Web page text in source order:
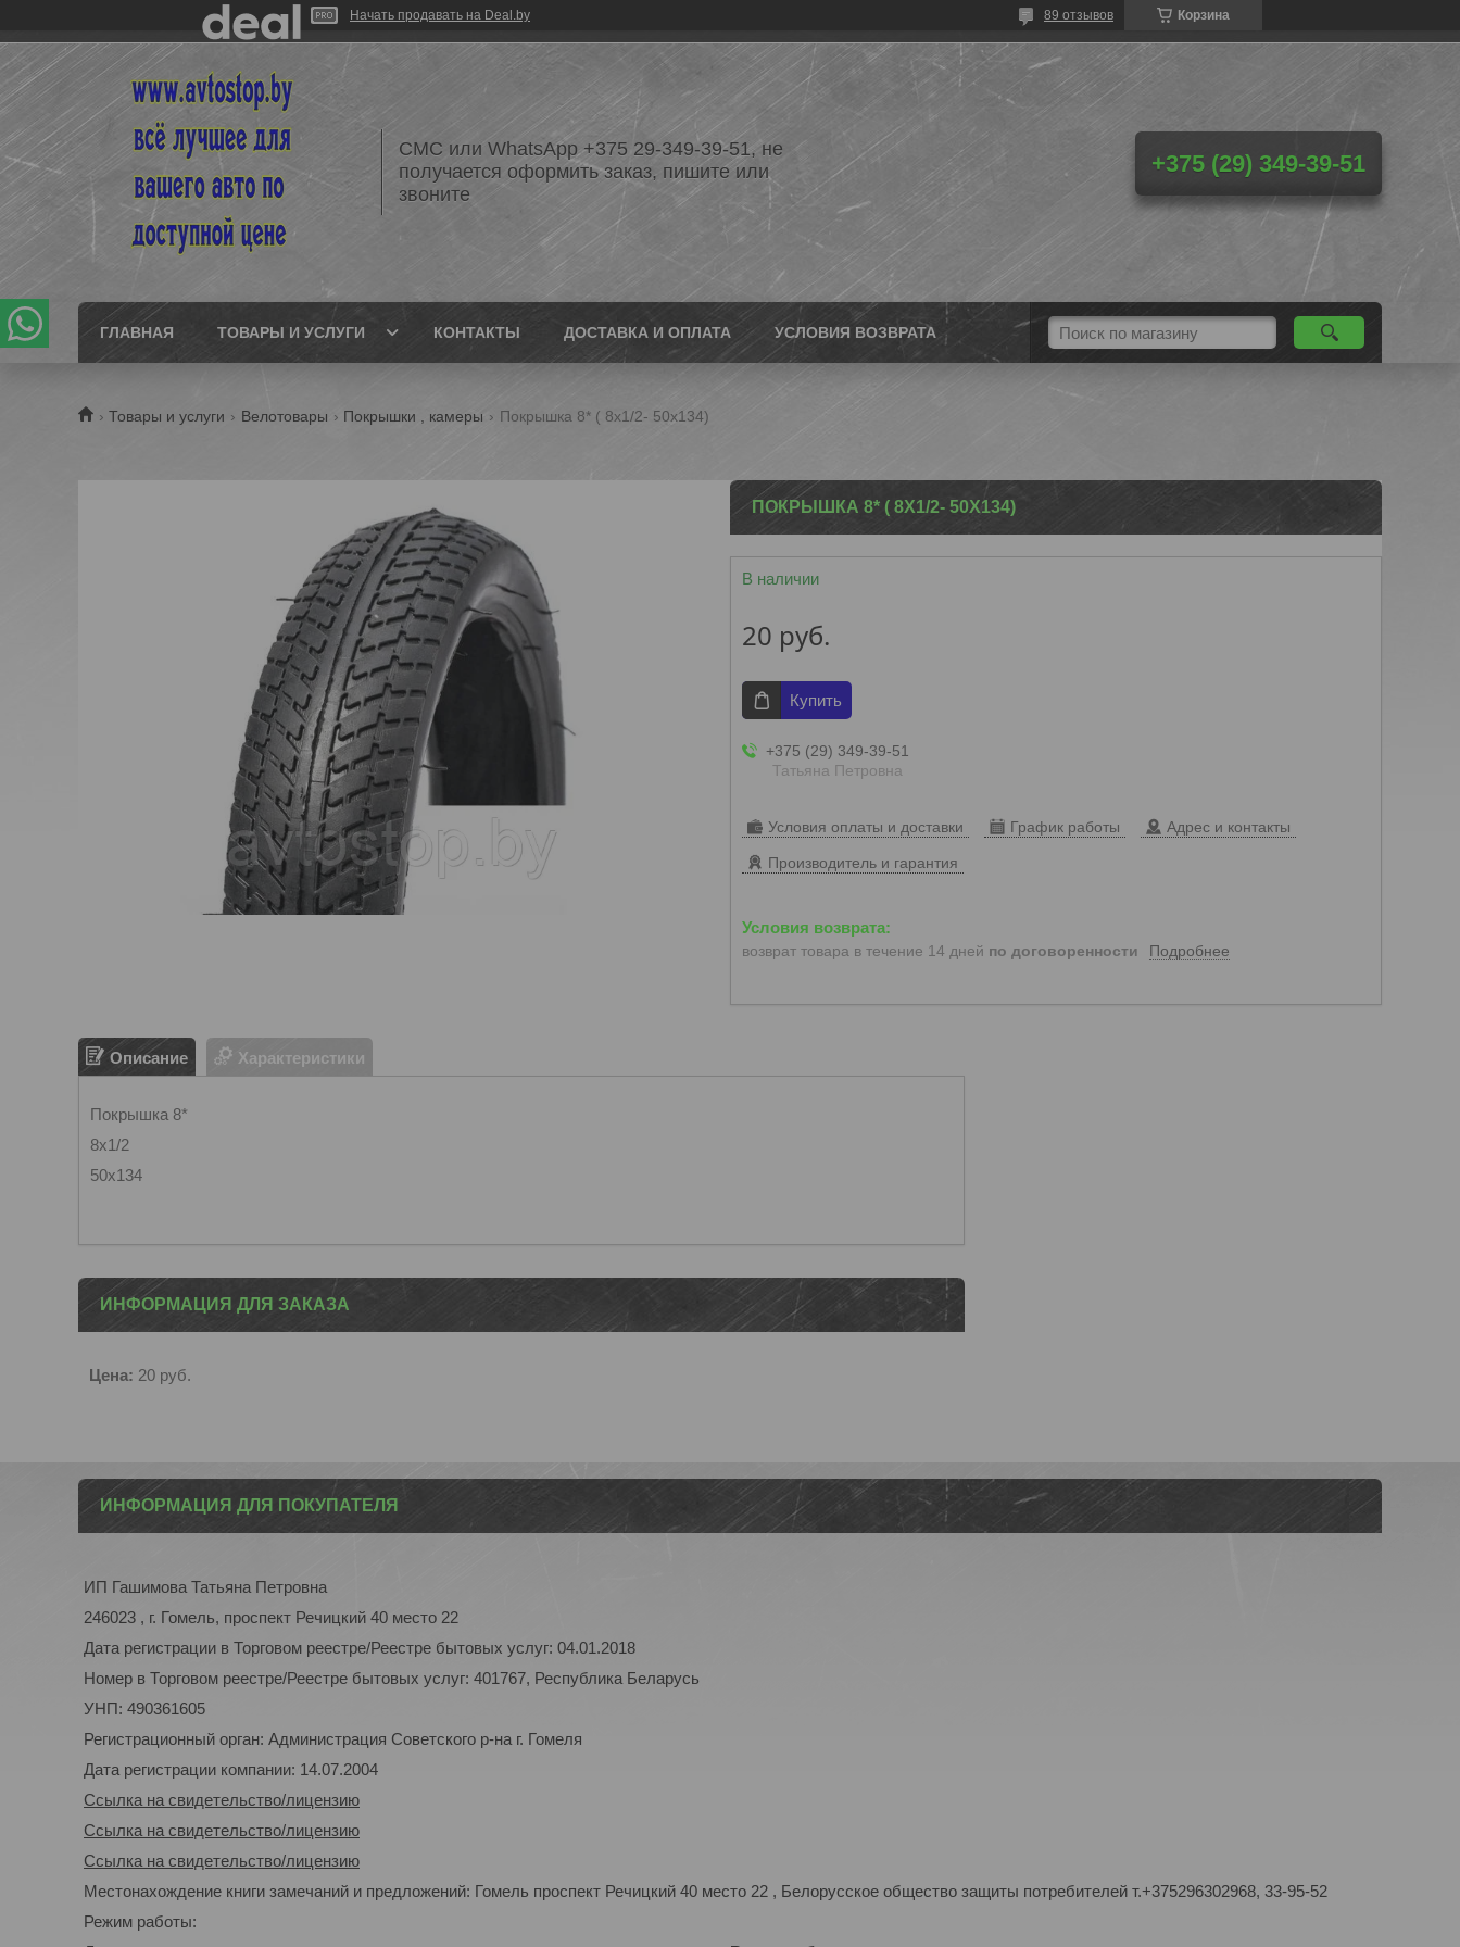
Начать продавать на Deal.by Корзина
89 отзывов
СМС или WhatsApp +375 29-349-39-51, не
получается оформить заказ, пишите или
звоните
+375 (29) 349-39-51
ГЛАВНАЯ ТОВАРЫ И УСЛУГИ КОНТАКТЫ ДОСТАВКА И ОПЛАТА УСЛОВИЯ ВОЗВРАТА
Товары и услуги Велотовары Покрышки , камеры Покрышка 8* ( 8х1/2- 50х134)
ПОКРЫШКА 8* ( 8Х1/2- 50Х134)
В наличии
20 руб.
Купить
+375 (29) 349-39-51
Татьяна Петровна
Условия оплаты и доставки График работы Адрес и контакты
Производитель и гарантия
возврат товара в течение 14 дней по договоренности Подробнее
Описание Характеристики
Покрышка 8*
8х1/2
50х134
ИНФОРМАЦИЯ ДЛЯ ЗАКАЗА
Цена: 20 руб.
ИНФОРМАЦИЯ ДЛЯ ПОКУПАТЕЛЯ
ИП Гашимова Татьяна Петровна
246023 , г. Гомель, проспект Речицкий 40 место 22
Дата регистрации в Торговом реестре/Реестре бытовых услуг: 04.01.2018
Номер в Торговом реестре/Реестре бытовых услуг: 401767, Республика Беларусь
УНП: 490361605
Регистрационный орган: Администрация Советского р-на г. Гомеля
Дата регистрации компании: 14.07.2004
Ссылка на свидетельство/лицензию
Ссылка на свидетельство/лицензию
Ссылка на свидетельство/лицензию
Местонахождение книги замечаний и предложений: Гомель проспект Речицкий 40 место 22 , Белорусское общество защиты потребителей т.+375296302968, 33-95-52
Режим работы: